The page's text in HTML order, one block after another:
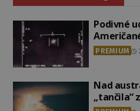
Podivné
PREMIUM
Nad
„tančila“